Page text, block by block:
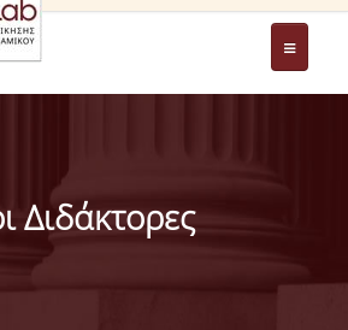
ΔΙΔΑΚΤΟΡΕΣ
Διδάκτορες